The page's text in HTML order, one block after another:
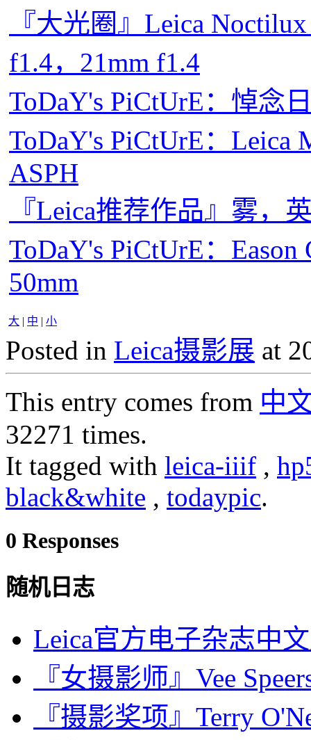
『大光圈』Leica
f1.4，21mm f1.4
ToDaY's PiCtUrE：悼念
ToDaY's PiCtUrE：Leica
ASPH
『Leica推荐作品』雾，
ToDaY's PiCtUrE：
50mm
大 | 中 | 小
Posted in Leica摄影展 at
This entry comes from 中
32271 times.
It tagged with leica-iiif ,
black&white , todaypic.
0 Responses
随机日志
Leica官方电子杂志中
『女摄影师』Vee
『摄影奖项』Terry